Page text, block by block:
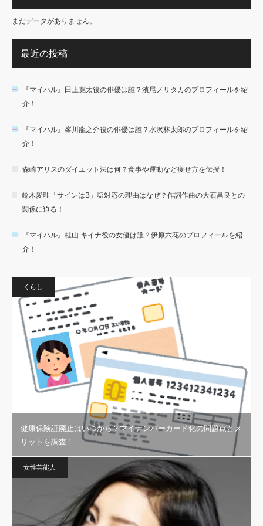
まだデータがありません。
最近の投稿
『マイハル』田上寛太役の俳優は誰？濱尾ノリタカのプロフィールを紹
介！
『マイハル』峯川龍之介役の俳優は誰？水沢林太郎のプロフィールを紹
介！
森崎アリスのダイエット法は何？食事や運動など痩せ方を伝授！
鈴木愛理「サインはB」塩対応の理由はなぜ？作詞作曲の大石昌良との
関係に迫る！
『マイハル』桂山 キイナ役の女優は誰？伊原六花のプロフィールを紹
介！
くらし
健康保険証廃止はいつから？マイナンバーカード化の問題点とメ
リットを調査！
女性芸能人